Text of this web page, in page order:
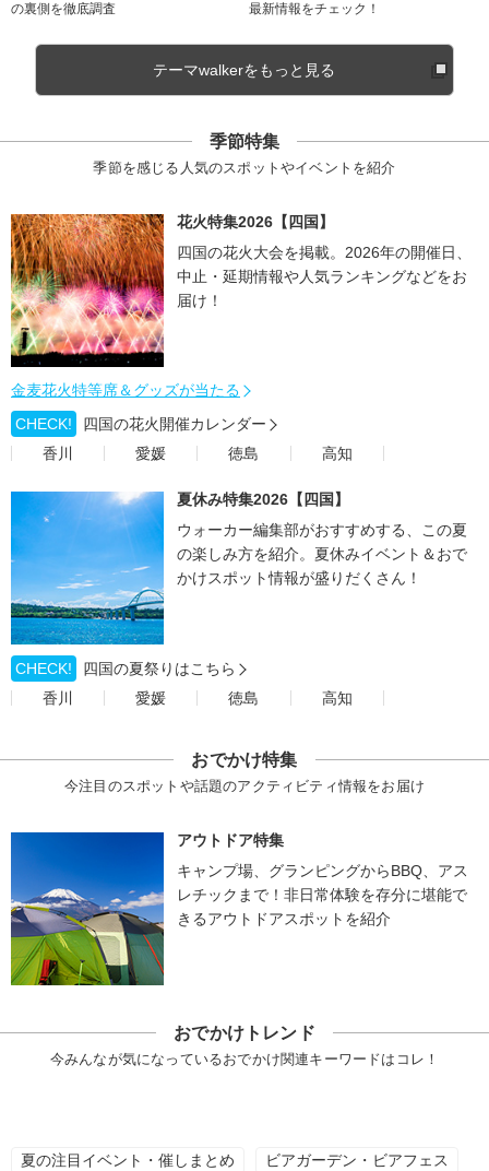
の裏側を徹底調査
最新情報をチェック！
テーマwalkerをもっと見る
季節特集
季節を感じる人気のスポットやイベントを紹介
花火特集2026【四国】
四国の花火大会を掲載。2026年の開催日、
中止・延期情報や人気ランキングなどをお
届け！
金麦花火特等席＆グッズが当たる
CHECK!
四国の花火開催カレンダー
香川
愛媛 徳島 高知
夏休み特集2026【四国】
ウォーカー編集部がおすすめする、この夏
の楽しみ方を紹介。夏休みイベント＆おで
かけスポット情報が盛りだくさん！
CHECK!
四国の夏祭りはこちら
香川
愛媛 徳島 高知
おでかけ特集
今注目のスポットや話題のアクティビティ情報をお届け
アウトドア特集
キャンプ場、グランピングからBBQ、アス
レチックまで！非日常体験を存分に堪能で
きるアウトドアスポットを紹介
おでかけトレンド
今みんなが気になっているおでかけ関連キーワードはコレ！
夏の注目イベント・催しまとめ ビアガーデン・ビアフェス